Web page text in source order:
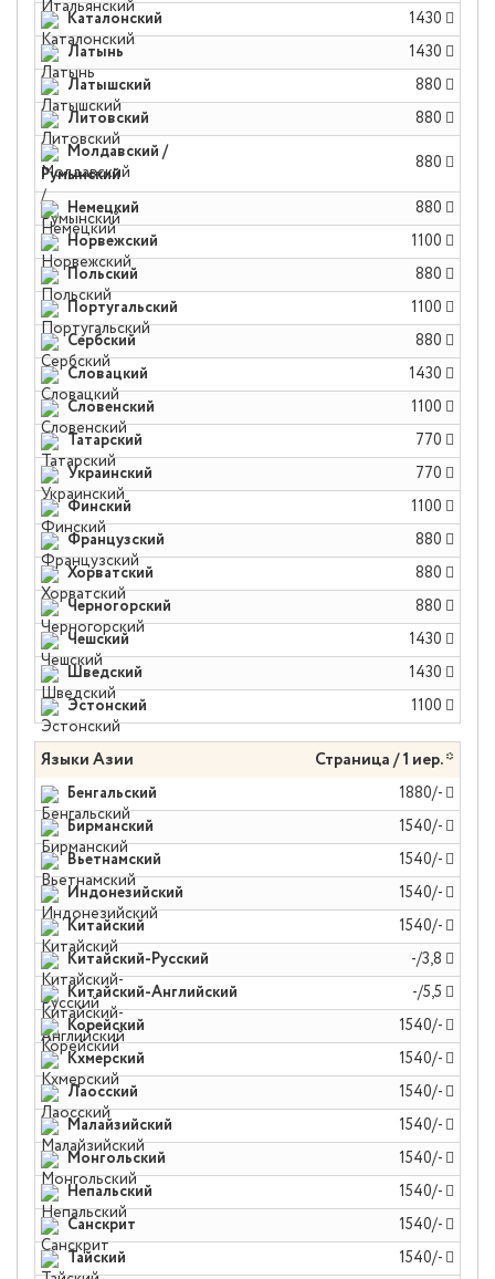
Каталонский 1430
Латынь 1430
Латышский 880
Литовский 880
Молдавский /
Румынский
880
Немецкий 880
Норвежский 1100
Польский 880
Португальский 1100
Сербский 880
Словацкий 1430
Словенский 1100
Татарский 770
Украинский 770
Финский 1100
Французский 880
Хорватский 880
Черногорский 880
Чешский 1430
Шведский 1430
Эстонский 1100
Языки Азии Страница / 1 иер. *
Бенгальский 1880/-
Бирманский 1540/-
Вьетнамский 1540/-
Индонезийский 1540/-
Китайский 1540/-
Китайский-Русский -/3,8
Китайский-Английский -/5,5
Корейский 1540/-
Кхмерский 1540/-
Лаосский 1540/-
Малайзийский 1540/-
Монгольский 1540/-
Непальский 1540/-
Санскрит 1540/-
Тайский 1540/-